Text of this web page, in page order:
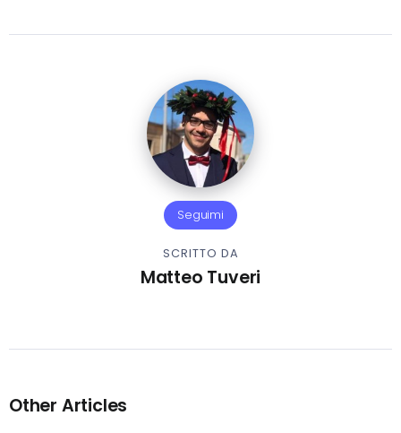
Seguimi
SCRITTO DA
Matteo Tuveri
Other Articles